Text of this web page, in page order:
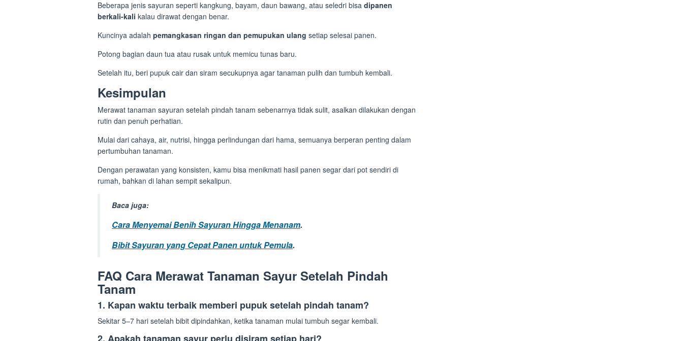
Beberapa jenis sayuran seperti kangkung, bayam, daun bawang, atau seledri bisa dipanen
berkali-kali kalau dirawat dengan benar.
Kuncinya adalah pemangkasan ringan dan pemupukan ulang setiap selesai panen.
Potong bagian daun tua atau rusak untuk memicu tunas baru.
Setelah itu, beri pupuk cair dan siram secukupnya agar tanaman pulih dan tumbuh kembali.
Kesimpulan
Merawat tanaman sayuran setelah pindah tanam sebenarnya tidak sulit, asalkan dilakukan dengan
rutin dan penuh perhatian.
Mulai dari cahaya, air, nutrisi, hingga perlindungan dari hama, semuanya berperan penting dalam
pertumbuhan tanaman.
Dengan perawatan yang konsisten, kamu bisa menikmati hasil panen segar dari pot sendiri di
rumah, bahkan di lahan sempit sekalipun.
Baca juga:
Cara Menyemai Benih Sayuran Hingga Menanam.
Bibit Sayuran yang Cepat Panen untuk Pemula.
FAQ Cara Merawat Tanaman Sayur Setelah Pindah
Tanam
1. Kapan waktu terbaik memberi pupuk setelah pindah tanam?
Sekitar 5–7 hari setelah bibit dipindahkan, ketika tanaman mulai tumbuh segar kembali.
2. Apakah tanaman sayur perlu disiram setiap hari?